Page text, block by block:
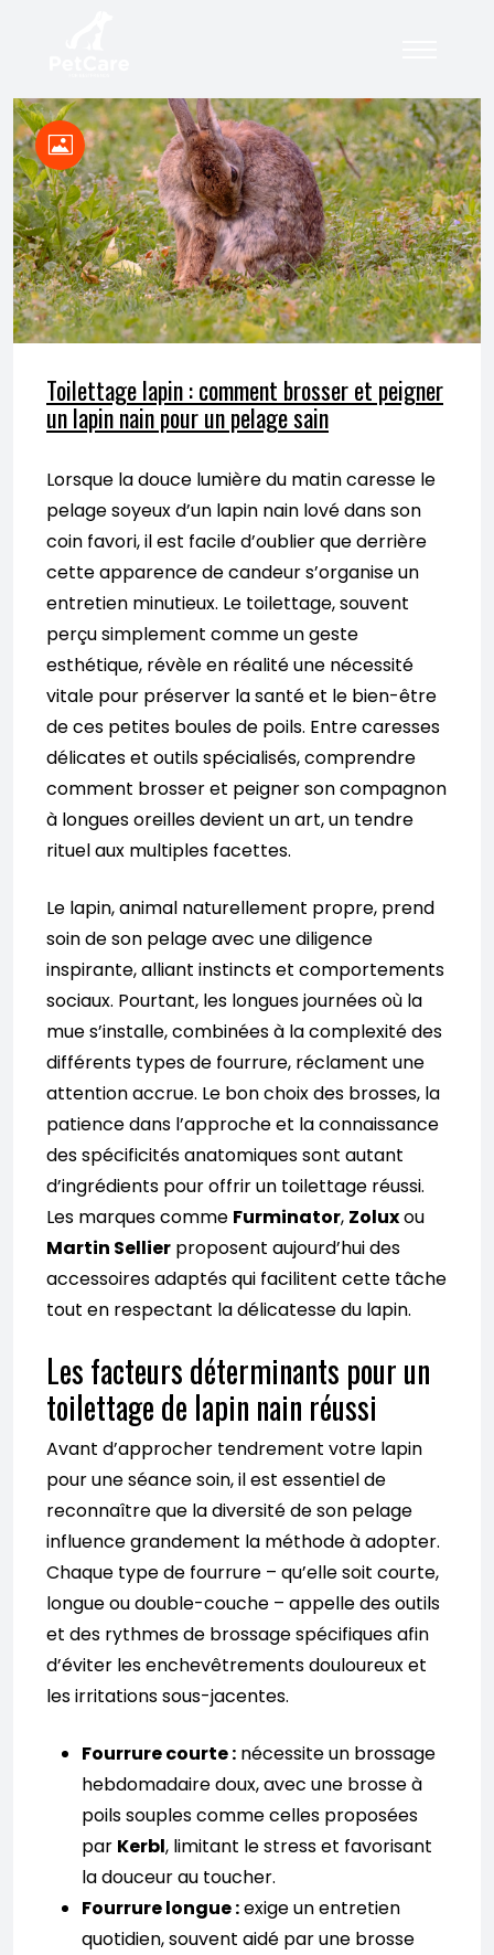
Toilettage lapin : comment brosser et peigner
un lapin nain pour un pelage sain
Lorsque la douce lumière du matin caresse le
pelage soyeux d’un lapin nain lové dans son
coin favori, il est facile d’oublier que derrière
cette apparence de candeur s’organise un
entretien minutieux. Le toilettage, souvent
perçu simplement comme un geste
esthétique, révèle en réalité une nécessité
vitale pour préserver la santé et le bien-être
de ces petites boules de poils. Entre caresses
délicates et outils spécialisés, comprendre
comment brosser et peigner son compagnon
à longues oreilles devient un art, un tendre
rituel aux multiples facettes.
Le lapin, animal naturellement propre, prend
soin de son pelage avec une diligence
inspirante, alliant instincts et comportements
sociaux. Pourtant, les longues journées où la
mue s’installe, combinées à la complexité des
différents types de fourrure, réclament une
attention accrue. Le bon choix des brosses, la
patience dans l’approche et la connaissance
des spécificités anatomiques sont autant
d’ingrédients pour offrir un toilettage réussi.
Les marques comme Furminator, Zoluxou
Martin Sellier proposent aujourd’hui des
accessoires adaptés qui facilitent cette tâche
tout en respectant la délicatesse du lapin.
Les facteurs déterminants pour un
toilettage de lapin nain réussi
Avant d’approcher tendrement votre lapin
pour une séance soin, il est essentiel de
reconnaître que la diversité de son pelage
influence grandement la méthode à adopter.
Chaque type de fourrure – qu’elle soit courte,
longue ou double-couche – appelle des outils
et des rythmes de brossage spécifiques afin
d’éviter les enchevêtrements douloureux et
les irritations sous-jacentes.
Fourrure courte : nécessite un brossage
hebdomadaire doux, avec une brosse à
poils souples comme celles proposées
par Kerbl, limitant le stress et favorisant
la douceur au toucher.
Fourrure longue :exige un entretien
quotidien, souvent aidé par une brosse